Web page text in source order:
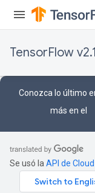
TensorFlow
Conozca lo último
más en el
Se usó la API de